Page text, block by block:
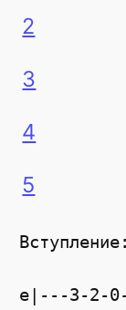
2
3
4
5
e|---3-2-